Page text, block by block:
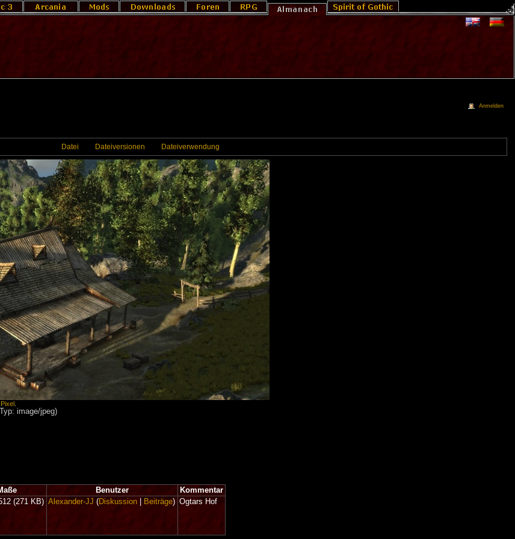
Datei Dateiversionen Dateiverwendung
.
image/jpeg)
Benutzer
Kommentar
(271 KB) Alexander-JJ (Diskussion Beiträge) Ogtars Hof
Anmelden